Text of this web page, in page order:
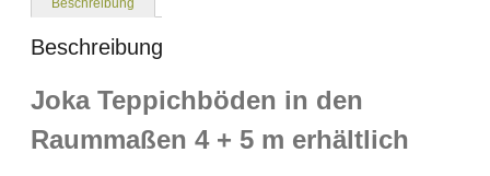
Beschreibung
Joka Teppichböden in den
Raummaßen 4 + 5 m erhältlich